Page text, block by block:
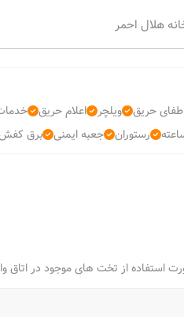
هلال احمر
حریق ویلچر اعلام حریق خدمات
رستوران جعبه ایمنی برق